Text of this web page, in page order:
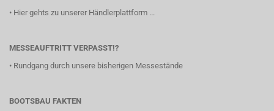
• Hier gehts zu unserer Händlerplattform ...
MESSEAUFTRITT VERPASST!?
• Rundgang durch unsere bisherigen Messestände
BOOTSBAU FAKTEN